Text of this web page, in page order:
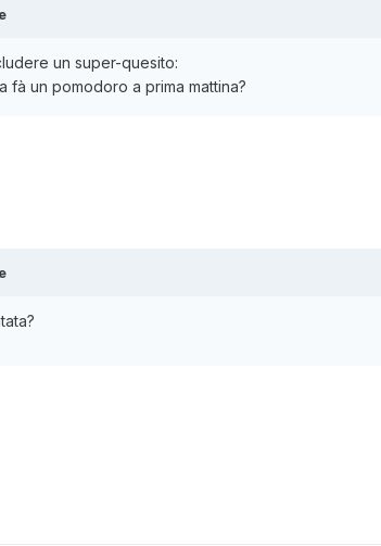
un super-quesito:
fà un pomodoro a prima mattina?